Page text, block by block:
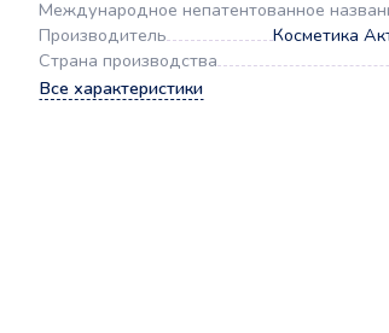
Международное непатентованное
Производитель
Косметика
Страна производства
Все характеристики